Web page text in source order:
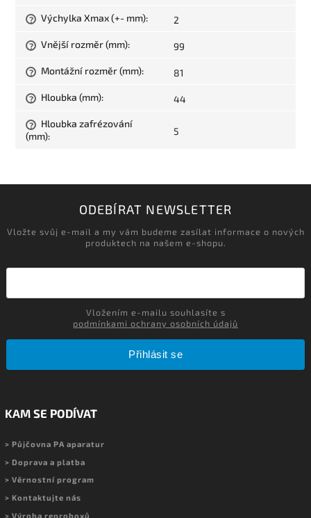
? Výchylka Xmax (+- mm): 2
? Vnější rozměr (mm): 99
? Montážní rozměr (mm): 81
? Hloubka (mm): 44
?
Hloubka zafrézování
(mm): 5
ODEBÍRAT NEWSLETTER
Vložte svůj e-mail a my vám budeme zasílat informace o nových
produktech na našem e-shopu.
podmínkami ochrany osobních údajů
Přihlásit se
KAM SE PODÍVAT
> Půjčovna PA aparatur
> Doprava a platba
> Věrnostní program
> Kontaktujte nás
> Výroba reproboxů